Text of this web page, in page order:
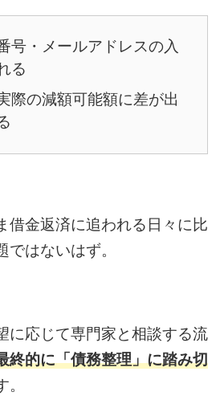
号・メールアドレスの入
る
際の減額可能額に差が出
借金返済に追われる日々に比
はないはず。
に応じて専門家と相談する流
終的に「債務整理」に踏み切
。